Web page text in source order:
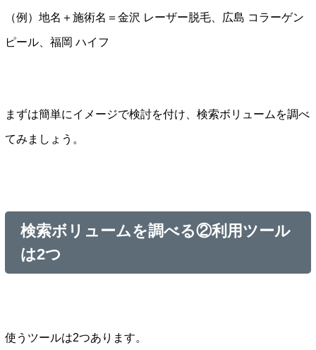
（例）地名＋施術名＝金沢 レーザー脱毛、広島 コラーゲン
ピール、福岡 ハイフ
まずは簡単にイメージで検討を付け、検索ボリュームを調べ
てみましょう。
検索ボリュームを調べる②利用ツール
は2つ
使うツールは2つあります。